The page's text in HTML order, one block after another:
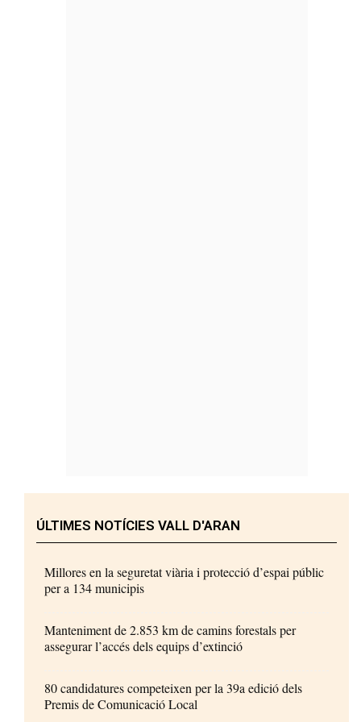
ÚLTIMES NOTÍCIES VALL D'ARAN
Millores en la seguretat viària i protecció d’espai públic
per a 134 municipis
Manteniment de 2.853 km de camins forestals per
assegurar l’accés dels equips d’extinció
80 candidatures competeixen per la 39a edició dels
Premis de Comunicació Local